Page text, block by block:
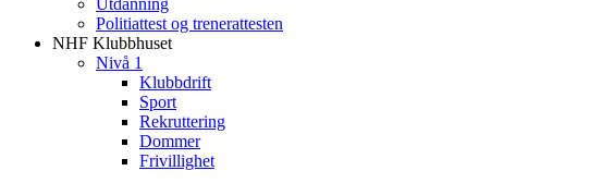
Utdanning
Politiattest og trenerattesten
NHF Klubbhuset
Nivå 1
Klubbdrift
Sport
Rekruttering
Dommer
Frivillighet